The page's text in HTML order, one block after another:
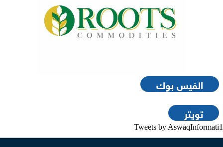
الفيس بوك
تويتر
Tweets by AswaqInformati1